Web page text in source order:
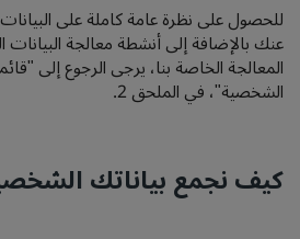
للحصول على نظرة عامة كاملة على
عنك بالإضافة إلى أنشطة معالجة
المعالجة الخاصة بنا، يرجى الرجوع إلى
الشخصية"، في الملحق 2.
كيف نجمع بياناتك